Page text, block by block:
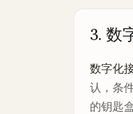
3. 数
数字化
认，条
的钥匙